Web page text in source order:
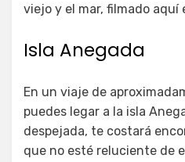
viejo y el mar, filmado aquí
Isla Anegada
En un viaje de
puedes legar a la isla
despejada, te costará
que no esté reluciente de